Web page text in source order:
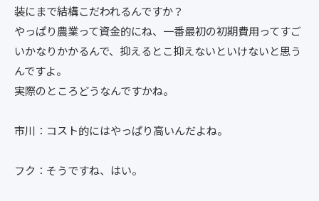
装にまで結構こだわれるんですか？
やっぱり農業って資金的にね、一番最初の初期費用ってすご
いかなりかかるんで、抑えるとこ抑えないといけないと思う
んですよ。
実際のところどうなんですかね。
市川：コスト的にはやっぱり高いんだよね。
フク：そうですね、はい。